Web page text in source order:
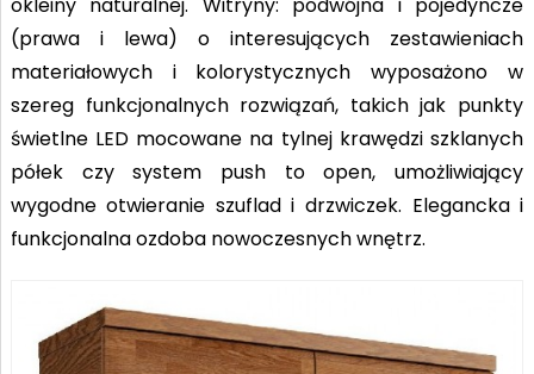
(prawa i lewa) o interesujących zestawieniach
materiałowych i kolorystycznych wyposażono w
szereg funkcjonalnych rozwiązań, takich jak punkty
świetlne LED mocowane na tylnej krawędzi szklanych
półek czy system push to open, umożliwiający
wygodne otwieranie szuflad i drzwiczek. Elegancka i
funkcjonalna ozdoba nowoczesnych wnętrz.